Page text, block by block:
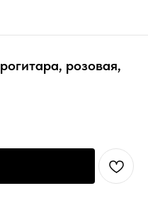
розовая,